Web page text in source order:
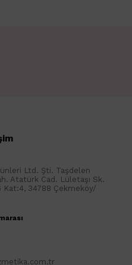
Ltd. Şti. Taşdelen
Atatürk Cad. Lületaşı Sk.
Kat:4, 34788 Çekmeköy/